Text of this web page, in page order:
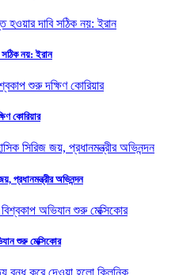
নয়: ইরান
কোরিয়ার
প্রধানমন্ত্রীর অভিনন্দন
শুরু মেক্সিকোর